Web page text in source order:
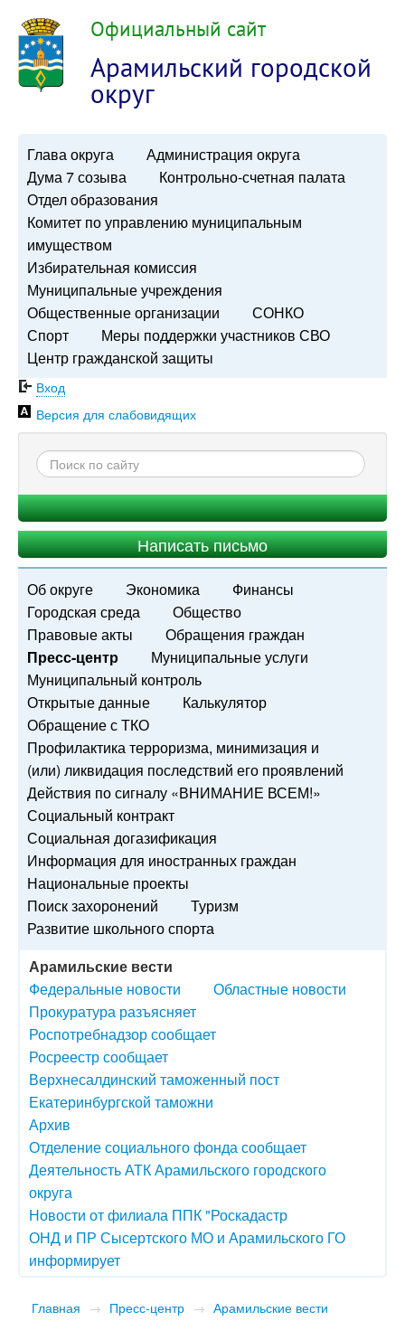
Официальный сайт
Арамильский городской
округ
Глава округа
Администрация округа
Дума 7 созыва
Контрольно-счетная палата
Отдел образования
Комитет по управлению муниципальным
имуществом
Избирательная комиссия
Муниципальные учреждения
Общественные организации
СОНКО
Спорт
Меры поддержки участников СВО
Центр гражданской защиты
Вход
Версия для слабовидящих
Написать письмо
Об округе Экономика
Финансы
Городская среда
Общество
Правовые акты
Обращения граждан
Пресс-центр
Муниципальные услуги
Муниципальный контроль
Открытые данные
Калькулятор
Обращение с ТКО
Профилактика терроризма, минимизация и
(или) ликвидация последствий его проявлений
Действия по сигналу «ВНИМАНИЕ ВСЕМ!»
Социальный контракт
Социальная догазификация
Информация для иностранных граждан
Национальные проекты
Поиск захоронений
Туризм
Развитие школьного спорта
Арамильские вести
Федеральные новости
Областные новости
Прокуратура разъясняет
Роспотребнадзор сообщает
Росреестр сообщает
Верхнесалдинский таможенный пост
Екатеринбургской таможни
Архив
Отделение социального фонда сообщает
Деятельность АТК Арамильского городского
округа
Новости от филиала ППК "Роскадастр
ОНД и ПР Сысертского МО и Арамильского ГО
информирует
Главная → Пресс-центр → Арамильские вести